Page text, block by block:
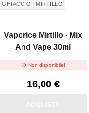
GHIACCIO MIRTILLO
Vaporice Mirtillo - Mix
And Vape 30ml
 Non disponibile!
16,00 €